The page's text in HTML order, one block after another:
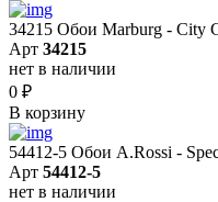
34215 Обои Marburg - City
Арт 34215
нет в наличии
0 ₽
В корзину
54412-5 Обои A.Rossi -
Арт 54412-5
нет в наличии